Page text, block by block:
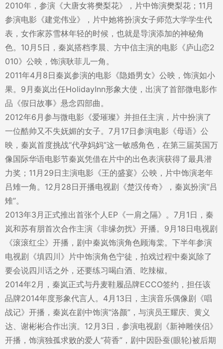
2010年，参演《大唐女将樊梨花》，片中饰演樊梨花；11月
参演电影《建党伟业》，片中她将扮演女子师范大学学生代
表，女作家苏雪林年轻的时候，也就是导演添加的神秘角
色。10月5日，秦岚搭档李晨、方中信主演的电影《庐山恋2
010》公映，饰演耿菲儿一角。
2011年4月8日秦岚参演的电影《隐婚男女》公映，饰演如小
果。9月秦岚出任HolidayInn形象大使，出演了首部微电影作
品《假日故事》悬念四部曲。
2012年6月参与微电影《爱璀璨》并担任主演，片中扮演了
一位酷帅又不失妩媚的女子。7月17日参演电影《母语》公
映，秦岚首度挑战“代孕妈妈”这一敏感角色，在第三届英国万
像国际华语电影节秦岚凭借在片中的出色表演获得了最具潜
力奖；11月29日主演电影《王的盛宴》公映，片中饰演老年
吕雉一角。12月28日开播电视剧《楚汉传奇》，秦岚扮演“吕
雉”。
2013年3月正式推出首张个人EP《一肩之隔》。7月1日，秦
岚和苏有朋首次合作主演《非缘勿扰》开播。9月18日电视剧
《滚滚红尘》开播，剧中秦岚饰演角色顾海棠。下半年参演
电视剧《填四川》片中饰演角色宁徒，拍戏过程中秦岚除了
要会说四川话之外，还要练习喝白酒、吃辣椒。
2014年2月，秦岚正式与丹麦鞋履品牌ECCO签约，担任该
品牌2014年度形象代言人。4月13日，主演音乐偶像剧《唱
战记》开播，秦岚在剧中饰演“洛颜”，与演员王耀庆、黄义
达、谢彬彬合作出演。12月3日，参演电视剧《新神雕侠侣》
开播，饰演独孤求败的爱人“荷香”，剧中因卧蚕(眼轮)被后期